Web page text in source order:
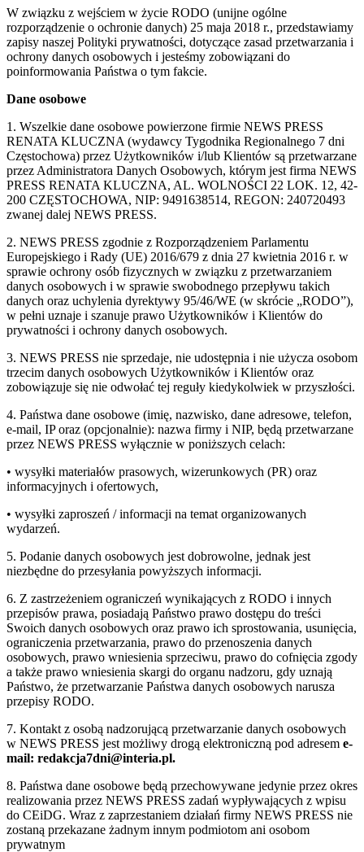
W związku z wejściem w życie RODO (unijne ogólne
rozporządzenie o ochronie danych) 25 maja 2018 r., przedstawiamy
zapisy naszej Polityki prywatności, dotyczące zasad przetwarzania i
ochrony danych osobowych i jesteśmy zobowiązani do
poinformowania Państwa o tym fakcie.
Dane osobowe
1. Wszelkie dane osobowe powierzone firmie NEWS PRESS
RENATA KLUCZNA (wydawcy Tygodnika Regionalnego 7 dni
Częstochowa) przez Użytkowników i/lub Klientów są przetwarzane
przez Administratora Danych Osobowych, którym jest firma NEWS
PRESS RENATA KLUCZNA, AL. WOLNOŚCI 22 LOK. 12, 42-
200 CZĘSTOCHOWA, NIP: 9491638514, REGON: 240720493
zwanej dalej NEWS PRESS.
2. NEWS PRESS zgodnie z Rozporządzeniem Parlamentu
Europejskiego i Rady (UE) 2016/679 z dnia 27 kwietnia 2016 r. w
sprawie ochrony osób fizycznych w związku z przetwarzaniem
danych osobowych i w sprawie swobodnego przepływu takich
danych oraz uchylenia dyrektywy 95/46/WE (w skrócie „RODO”),
w pełni uznaje i szanuje prawo Użytkowników i Klientów do
prywatności i ochrony danych osobowych.
3. NEWS PRESS nie sprzedaje, nie udostępnia i nie użycza osobom
trzecim danych osobowych Użytkowników i Klientów oraz
zobowiązuje się nie odwołać tej reguły kiedykolwiek w przyszłości.
4. Państwa dane osobowe (imię, nazwisko, dane adresowe, telefon,
e-mail, IP oraz (opcjonalnie): nazwa firmy i NIP, będą przetwarzane
przez NEWS PRESS wyłącznie w poniższych celach:
• wysyłki materiałów prasowych, wizerunkowych (PR) oraz
informacyjnych i ofertowych,
• wysyłki zaproszeń / informacji na temat organizowanych
wydarzeń.
5. Podanie danych osobowych jest dobrowolne, jednak jest
niezbędne do przesyłania powyższych informacji.
6. Z zastrzeżeniem ograniczeń wynikających z RODO i innych
przepisów prawa, posiadają Państwo prawo dostępu do treści
Swoich danych osobowych oraz prawo ich sprostowania, usunięcia,
ograniczenia przetwarzania, prawo do przenoszenia danych
osobowych, prawo wniesienia sprzeciwu, prawo do cofnięcia zgody
a także prawo wniesienia skargi do organu nadzoru, gdy uznają
Państwo, że przetwarzanie Państwa danych osobowych narusza
przepisy RODO.
7. Kontakt z osobą nadzorującą przetwarzanie danych osobowych
w NEWS PRESS jest możliwy drogą elektroniczną pod adresem e-
mail: redakcja7dni@interia.pl.
8. Państwa dane osobowe będą przechowywane jedynie przez okres
realizowania przez NEWS PRESS zadań wypływających z wpisu
do CEiDG. Wraz z zaprzestaniem działań firmy NEWS PRESS nie
zostaną przekazane żadnym innym podmiotom ani osobom
prywatnym